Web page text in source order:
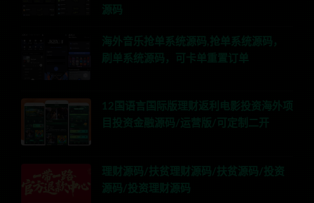
源码
海外音乐抢单系统源码,抢单系统源码，
刷单系统源码，可卡单重置订单
12国语言国际版理财返利电影投资海外项
目投资金融源码/运营版/可定制二开
理财源码/扶贫理财源码/扶贫源码/投资
源码/投资理财源码